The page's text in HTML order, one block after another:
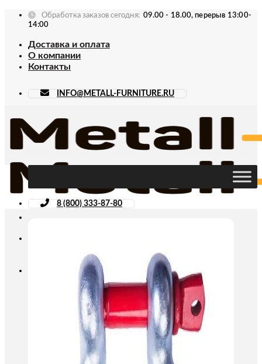
Skip
Обработка заказов сегодня: 09.00 - 18.00, перерыв 13:00-
14:00
Доставка и оплата
О компании
Контакты
INFO@METALL-FURNITURE.RU
8 (800) 333-87-80